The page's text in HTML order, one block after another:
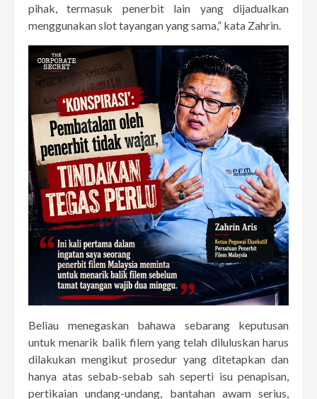
pihak, termasuk penerbit lain yang dijadualkan
menggunakan slot tayangan yang sama,” kata Zahrin.
Beliau menegaskan bahawa sebarang keputusan
untuk menarik balik filem yang telah diluluskan harus
dilakukan mengikut prosedur yang ditetapkan dan
hanya atas sebab-sebab sah seperti isu penapisan,
pertikaian undang-undang, bantahan awam serius,